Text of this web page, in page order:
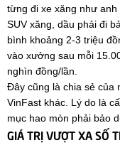
từng đi xe xăng như
SUV xăng, dầu phải đi
bình khoảng 2-3 triệu
vào xưởng sau mỗi
nghìn đồng/lần.
Đây cũng là chia sẻ của
VinFast khác. Lý do là
mục hao mòn phải bảo
GIÁ TRỊ VƯỢT XA SỐ